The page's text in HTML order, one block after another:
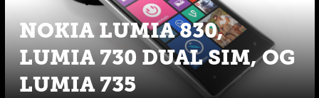
NOKIA LUMIA 830,
LUMIA 730 DUAL SIM, OG
LUMIA 735